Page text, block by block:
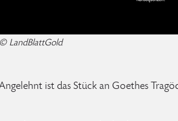
© LandBlattGold
ist das Stück an Goethes